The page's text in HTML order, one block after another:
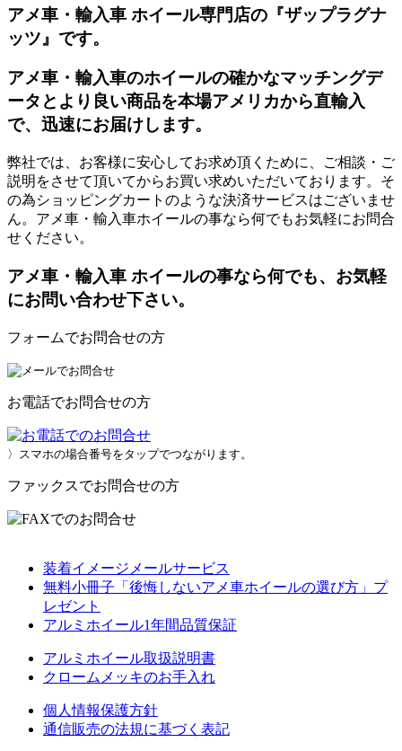
アメ車・輸入車 ホイール専門店の『ザップラグナ
ッツ』です。
アメ車・輸入車のホイールの確かなマッチングデ
ータとより良い商品を本場アメリカから直輸入
で、迅速にお届けします。
弊社では、お客様に安心してお求め頂くために、ご相談・ご
説明をさせて頂いてからお買い求めいただいております。そ
の為ショッピングカートのような決済サービスはございませ
ん。アメ車・輸入車ホイールの事なら何でもお気軽にお問合
せください。
アメ車・輸入車 ホイールの事なら何でも、お気軽
にお問い合わせ下さい。
フォームでお問合せの方
お電話でお問合せの方
〉スマホの場合番号をタップでつながります。
ファックスでお問合せの方
装着イメージメールサービス
無料小冊子「後悔しないアメ車ホイールの選び方」プ
レゼント
アルミホイール1年間品質保証
アルミホイール取扱説明書
クロームメッキのお手入れ
個人情報保護方針
通信販売の法規に基づく表記